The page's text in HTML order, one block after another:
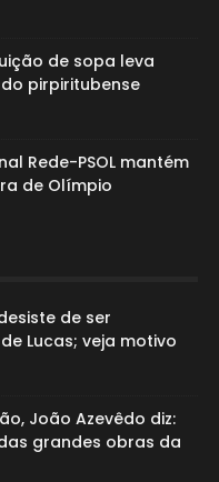
de sopa leva
pirpiritubense
Rede-PSOL mantém
de Olímpio
de ser
Lucas; veja motivo
João Azevêdo diz:
grandes obras da